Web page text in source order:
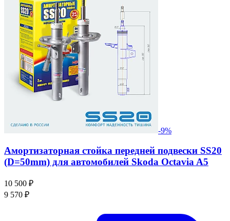
-9%
Амортизаторная стойка передней подвески SS20
(D=50mm) для автомобилей Skoda Octavia A5
10 500 ₽
9 570 ₽